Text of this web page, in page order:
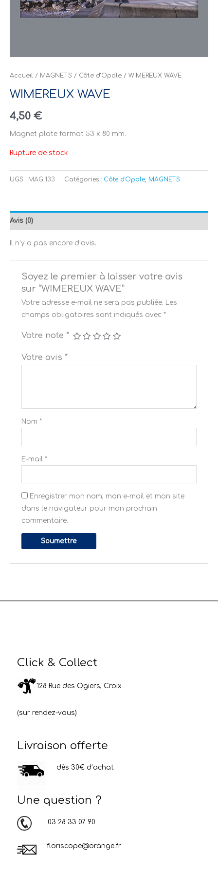
Accueil / MAGNETS / Côte d'Opale / WIMEREUX WAVE
WIMEREUX WAVE
4,50 €
Magnet plate format 53 x 80 mm.
Rupture de stock
UGS : MAG 133 Catégories : Côte d'Opale MAGNETS
Avis (0)
Il n’y a pas encore d’avis.
Soyez le premier à laisser votre avis
sur “WIMEREUX WAVE”
Votre adresse e-mail ne sera pas publiée. Les
champs obligatoires sont indiqués avec *
Votre note *
Votre avis *
Nom *
E-mail *
Enregistrer mon nom, mon e-mail et mon site
dans le navigateur pour mon prochain
commentaire.
Click & Collect
128 Rue des Ogiers, Croix
(sur rendez-vous)
Livraison offerte
dès 30€ d’achat
Une question ?
03 28 33 07 90
floriscope@orange.fr